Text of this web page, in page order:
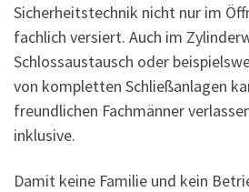
Sicherheitstechnik nicht nur im
fachlich versiert. Auch im
Schlossaustausch oder
von kompletten Schließanlagen
freundlichen Fachmänner
inklusive.
Damit keine Familie und kein